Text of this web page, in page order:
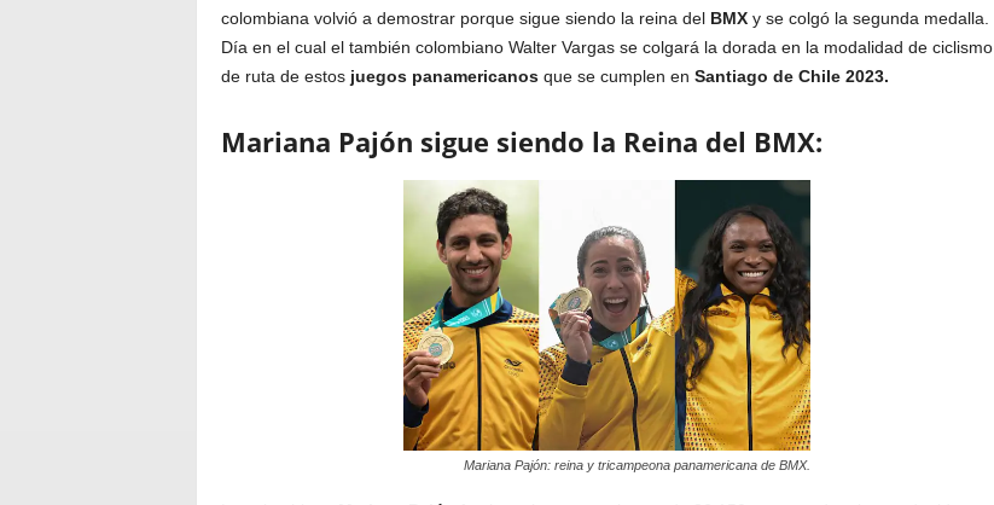
colombiana volvió a demostrar porque sigue siendo la reina del BMXy se colgó la segunda medalla.
Día en el cual el también colombiano Walter Vargas se colgará la dorada en la modalidad de ciclismo
de ruta de estos juegos panamericanosque se cumplen en Santiago de Chile 2023.
Mariana Pajón sigue siendo la Reina del BMX:
Mariana Pajón: reina y tricampeona panamericana de BMX.